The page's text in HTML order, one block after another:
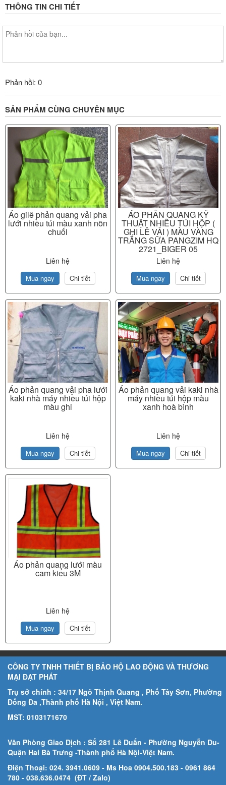
THÔNG TIN CHI TIẾT
Phản hồi: 0
SẢN PHẨM CÙNG CHUYÊN MỤC
Áo gilê phản quang vải pha
lưới nhiều túi màu xanh nõn
chuối
Liên hệ
Mua ngay Chi tiết
ÁO PHẢN QUANG KỸ
THUẬT NHIỀU TÚI HỘP (
GHI LÊ VẢI ) MÀU VÀNG
TRẮNG SỮA PANGZIM HQ
2721_BIGER 05
Liên hệ
Mua ngay Chi tiết
Áo phản quang vải pha lưới
kaki nhà máy nhiều túi hộp
màu ghi
Liên hệ
Mua ngay Chi tiết
Áo phản quang vải kaki nhà
máy nhiều túi hộp màu
xanh hoà bình
Liên hệ
Mua ngay Chi tiết
Áo phản quang lưới màu
cam kiểu 3M
Liên hệ
Mua ngay Chi tiết
CÔNG TY TNHH THIẾT BỊ BẢO HỘ LAO ĐỘNG VÀ THƯƠNG
MẠI ĐẠT PHÁT
Trụ sở chính : 34/17 Ngõ Thịnh Quang , Phố Tây Sơn, Phường
Đống Đa ,Thành phố Hà Nội , Việt Nam.
MST: 0103171670
Văn Phòng Giao Dịch : Số 281 Lê Duẩn - Phường Nguyễn Du-
Quận Hai Bà Trưng -Thành phố Hà Nội-Việt Nam.
Điện Thoại: 024. 3941.0609 - Ms Hoa 0904.500.183 - 0961 864
780 - 038.636.0474 (ĐT / Zalo)